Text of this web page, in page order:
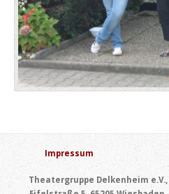
Impressum
Theatergruppe Delkenheim e.V.,